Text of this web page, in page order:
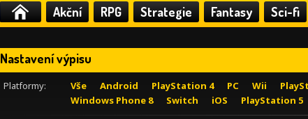
Akční RPG Strategie Fantasy Sci-fi
Nastavení výpisu
Platformy: Vše Android PlayStation 4 PC Wii
Windows Phone 8
Switch iOS PlayStation 5